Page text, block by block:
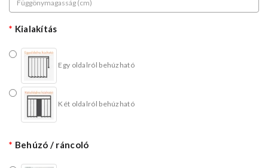
Kialakítás
Egy oldalról behúzható
Két oldalról behúzható
Behúzó / ráncoló